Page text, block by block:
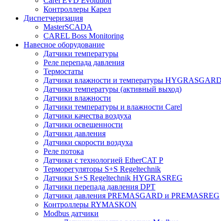
Контроллеры Карел
Диспетчеризация
MasterSCADA
CAREL Boss Monitoring
Навесное оборудование
Датчики температуры
Реле перепада давления
Термостаты
Датчики влажности и температуры
Датчики температуры (активный выход)
Датчики влажности
Датчики температуры и влажности Carel
Датчики качества воздуха
Датчики освещенности
Датчики давления
Датчики скорости воздуха
Реле потока
Датчики с технологией EtherCAT P
Терморегуляторы S+S Regeltechnik
Датчики S+S Regeltechnik HYGRASREG
Датчики перепада давления DPT
Датчики давления PREMASGARD и PREMASREG
Контроллеры RYMASKON
Modbus датчики